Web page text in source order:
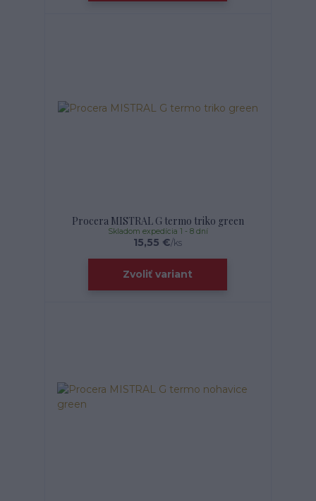
Procera MISTRAL G termo triko green
15,55 €/ks
Skladom expedícia 1 - 8 dní
Zvoliť variant